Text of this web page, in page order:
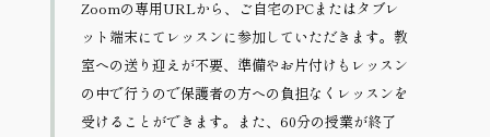
Zoomの専用URLから、ご自宅のPCまたはタブレ
ット端末にてレッスンに参加していただきます。教
室への送り迎えが不要、準備やお片付けもレッスン
の中で行うので保護者の方への負担なくレッスンを
受けることができます。また、60分の授業が終了